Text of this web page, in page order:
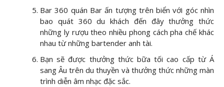
Bar 360 quán Bar ấn tượng trên biển với góc nhìn
bao quát 360 du khách đến đây thưởng thức
những ly rượu theo nhiều phong cách pha chế khác
nhau từ những bartender anh tài.
Bạn sẽ được thưởng thức bữa tối cao cấp từ Á
sang Âu trên du thuyền và thưởng thức những màn
trình diễn âm nhạc đặc sắc.